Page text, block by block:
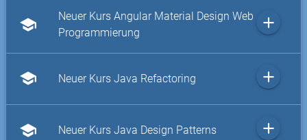
school
Neuer Kurs Angular Material Design Web
Programmierung
add
school Neuer Kurs Java Refactoring add
school Neuer Kurs Java Design Patterns add